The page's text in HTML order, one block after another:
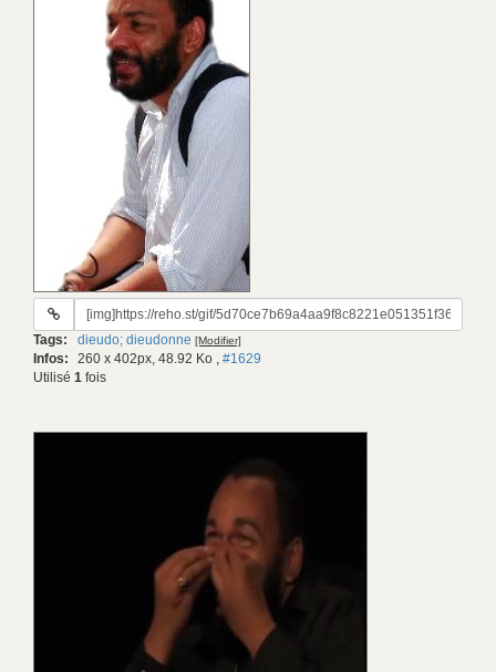
URL
gif:
Tags: dieudo; dieudonne [Modifier]
Infos: 260 x 402px, 48.92 Ko , #1629
Utilisé 1 fois